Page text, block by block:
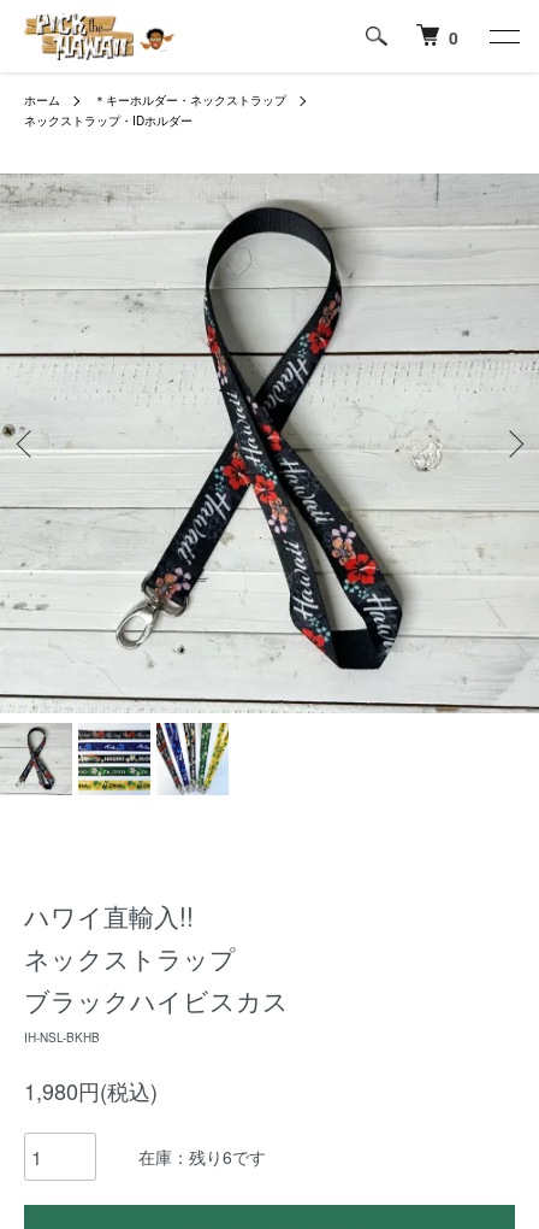
0
ホーム
＊キーホルダー・ネックストラップ
ネックストラップ・IDホルダー
ハワイ直輸入!!
ネックストラップ
ブラックハイビスカス
IH-NSL-BKHB
1,980円(税込)
在庫：残り6です